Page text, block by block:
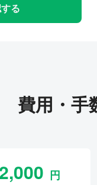
る
費用・手